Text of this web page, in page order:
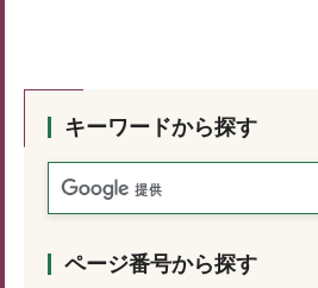
キーワードから探す
ページ番号から探す